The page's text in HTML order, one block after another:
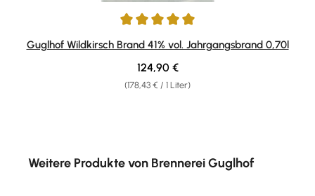
Durchschnittliche Bewertung von 5 von 5 Sternen
Guglhof Wildkirsch Brand 41% vol. Jahrgangsbrand 0,70l
(178,43 € / 1 Liter)
Regulärer Preis:
124,90 €
Weitere Produkte von Brennerei Guglhof